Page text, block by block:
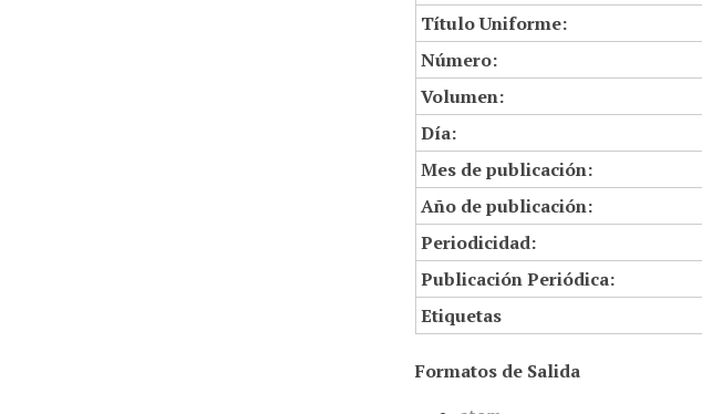
Título Uniforme:
Número:
Volumen:
Día:
Mes de publicación:
Año de publicación:
Periodicidad:
Publicación Periódica:
Etiquetas
Formatos de Salida